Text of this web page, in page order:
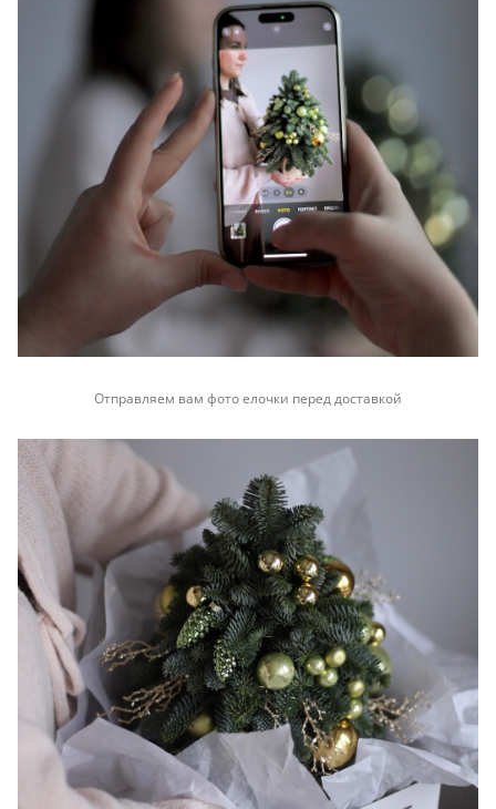
Отправляем вам фото елочки перед доставкой